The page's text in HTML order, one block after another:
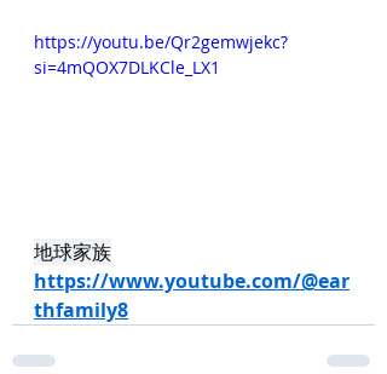
https://youtu.be/Qr2gemwjekc?
si=4mQOX7DLKCle_LX1
地球家族
https://www.youtube.com/@ear
thfamily8